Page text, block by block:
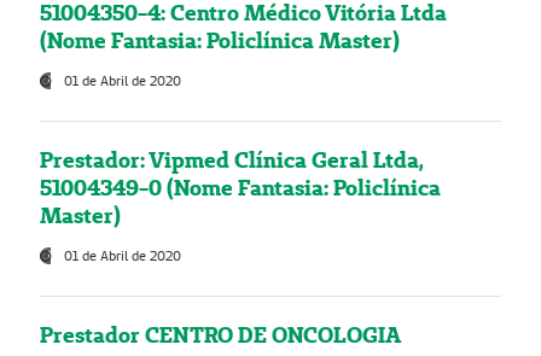
51004350-4: Centro Médico Vitória Ltda
(Nome Fantasia: Policlínica Master)
01 de Abril de 2020
Prestador: Vipmed Clínica Geral Ltda,
51004349-0 (Nome Fantasia: Policlínica
Master)
01 de Abril de 2020
Prestador CENTRO DE ONCOLOGIA